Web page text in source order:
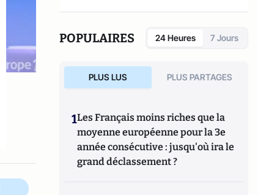
POPULAIRES 24 Heures 7 Jours
PLUS LUS PLUS PARTAGES
1Les Français moins riches que la
moyenne européenne pour la 3e
année consécutive : jusqu'où ira le
grand déclassement ?